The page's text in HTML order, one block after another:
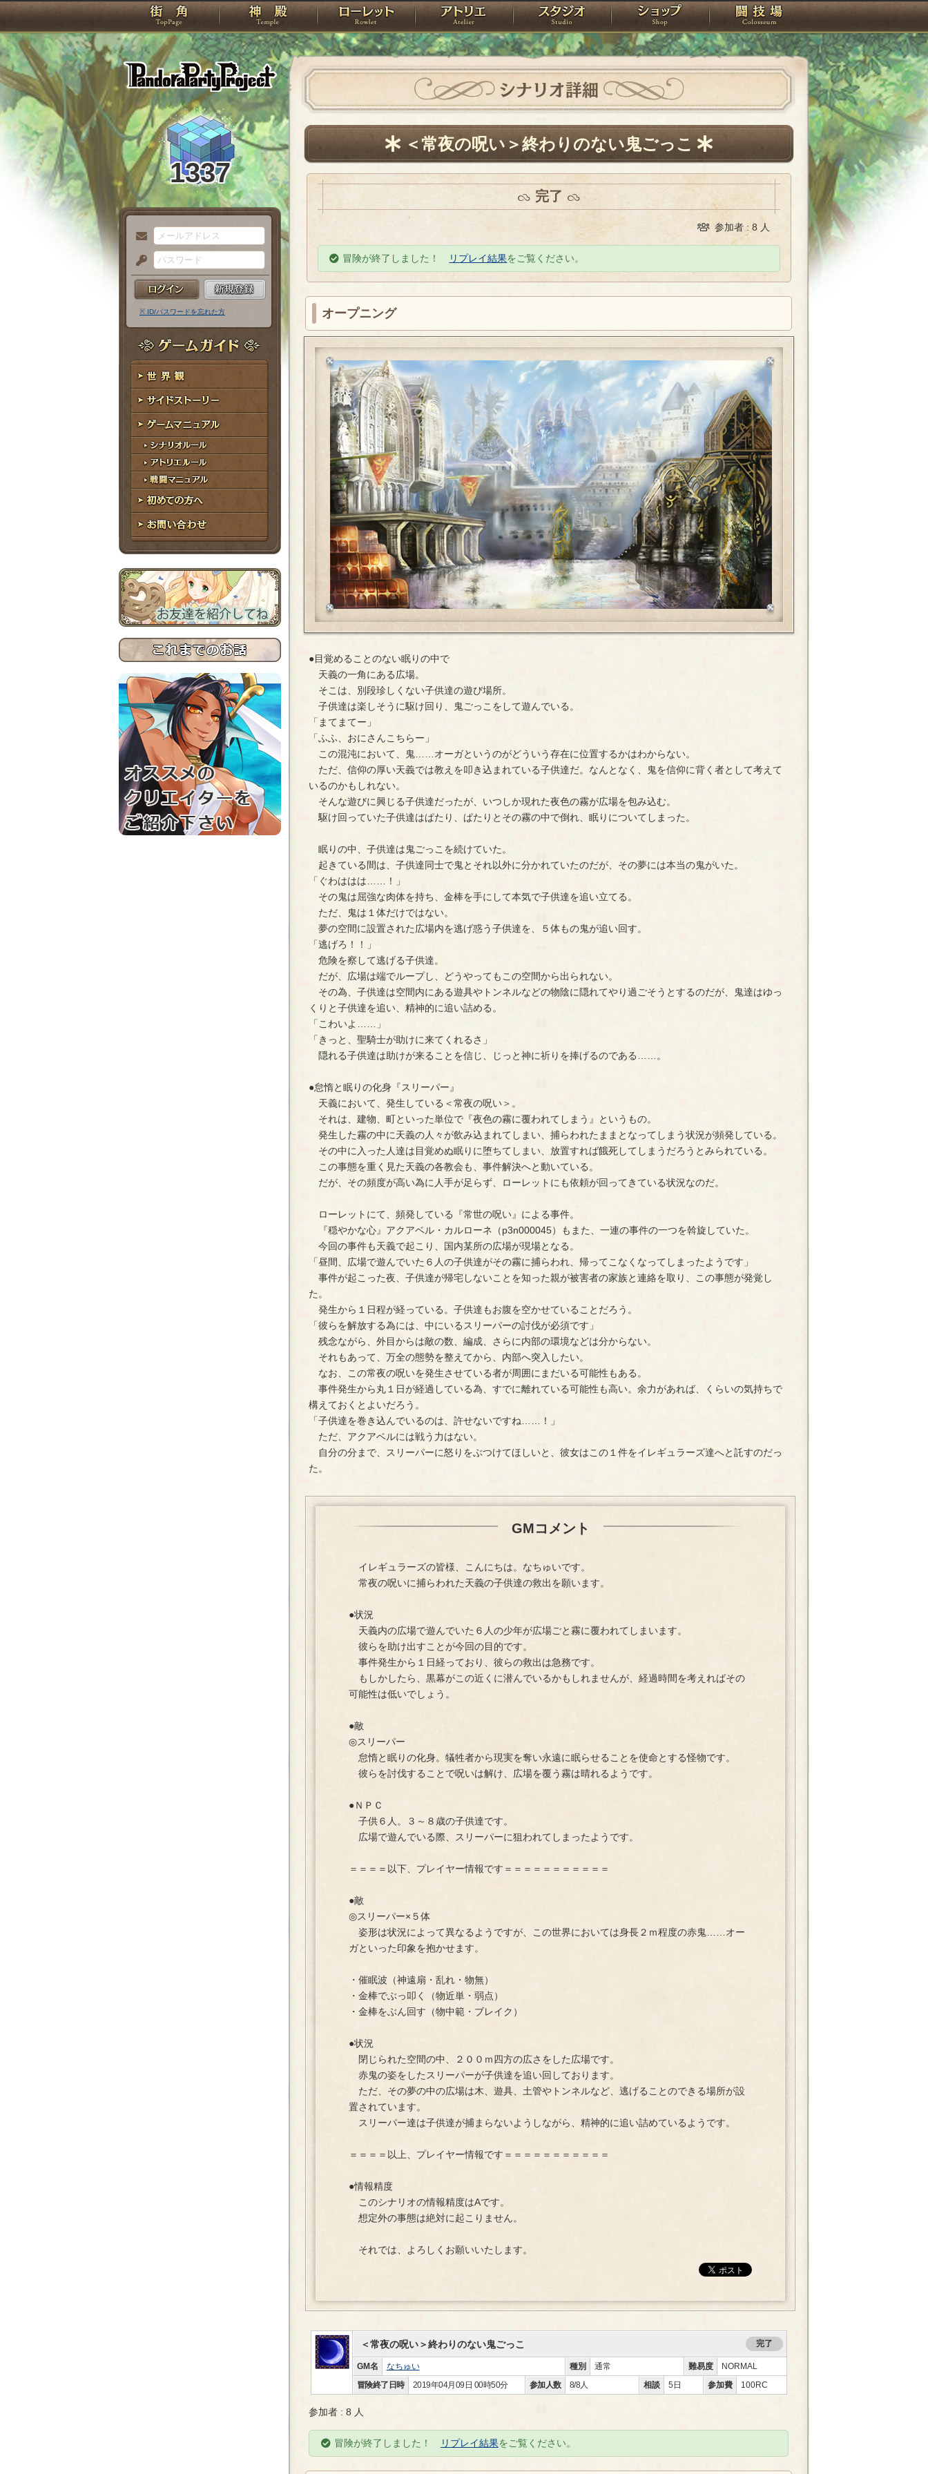
PandoraPartyProject
TOP 神殿 ローレット アトリエ スタジオ ショップ 闘技場
1337
メ
ー
ル
ア
ド
レ
ス
パ
ス
ー
ド
※ ID/パスワードを忘れた方
ゲームガイド
世界観
サイドストーリー
ゲームマニュアル
シナリオルール
アトリエルール
戦闘マニュアル
初めての方へ
お問い合わせ
シナリオ詳細
＜常夜の呪い＞終わりのない鬼ごっこ
完了
参加者 : 8 人
冒険が終了しました！ リプレイ結果をご覧ください。
オープニング
●目覚めることのない眠りの中で
天義の一角にある広場。
そこは、別段珍しくない子供達の遊び場所。
子供達は楽しそうに駆け回り、鬼ごっこをして遊んでいる。
「まてまてー」
「ふふ、おにさんこちらー」
この混沌において、鬼……オーガというのがどういう存在に位置するかはわからない。
ただ、信仰の厚い天義では教えを叩き込まれている子供達だ。なんとなく、鬼を信仰に背く者として考えて
いるのかもしれない。
そんな遊びに興じる子供達だったが、いつしか現れた夜色の霧が広場を包み込む。
駆け回っていた子供達はぱたり、ぱたりとその霧の中で倒れ、眠りについてしまった。
眠りの中、子供達は鬼ごっこを続けていた。
起きている間は、子供達同士で鬼とそれ以外に分かれていたのだが、その夢には本当の鬼がいた。
「ぐわははは……！」
その鬼は屈強な肉体を持ち、金棒を手にして本気で子供達を追い立てる。
ただ、鬼は１体だけではない。
夢の空間に設置された広場内を逃げ惑う子供達を、５体もの鬼が追い回す。
「逃げろ！！」
危険を察して逃げる子供達。
だが、広場は端でループし、どうやってもこの空間から出られない。
その為、子供達は空間内にある遊具やトンネルなどの物陰に隠れてやり過ごそうとするのだが、鬼達はゆっ
くりと子供達を追い、精神的に追い詰める。
「こわいよ……」
「きっと、聖騎士が助けに来てくれるさ」
隠れる子供達は助けが来ることを信じ、じっと神に祈りを捧げるのである……。
●怠惰と眠りの化身『スリーパー』
天義において、発生している＜常夜の呪い＞。
それは、建物、町といった単位で『夜色の霧に覆われてしまう』というもの。
発生した霧の中に天義の人々が飲み込まれてしまい、捕らわれたままとなってしまう状況が頻発している。
その中に入った人達は目覚めぬ眠りに堕ちてしまい、放置すれば餓死してしまうだろうとみられている。
この事態を重く見た天義の各教会も、事件解決へと動いている。
だが、その頻度が高い為に人手が足らず、ローレットにも依頼が回ってきている状況なのだ。
ローレットにて、頻発している『常世の呪い』による事件。
『穏やかな心』アクアベル・カルローネ（p3n000045）もまた、一連の事件の一つを斡旋していた。
今回の事件も天義で起こり、国内某所の広場が現場となる。
「昼間、広場で遊んでいた６人の子供達がその霧に捕らわれ、帰ってこなくなってしまったようです」
事件が起こった夜、子供達が帰宅しないことを知った親が被害者の家族と連絡を取り、この事態が発覚し
た。
発生から１日程が経っている。子供達もお腹を空かせていることだろう。
「彼らを解放する為には、中にいるスリーパーの討伐が必須です」
残念ながら、外目からは敵の数、編成、さらに内部の環境などは分からない。
それもあって、万全の態勢を整えてから、内部へ突入したい。
なお、この常夜の呪いを発生させている者が周囲にまだいる可能性もある。
事件発生から丸１日が経過している為、すでに離れている可能性も高い。余力があれば、くらいの気持ちで
構えておくとよいだろう。
「子供達を巻き込んでいるのは、許せないですね……！」
ただ、アクアベルには戦う力はない。
自分の分まで、スリーパーに怒りをぶつけてほしいと、彼女はこの１件をイレギュラーズ達へと託すのだっ
た。
GMコメント
イレギュラーズの皆様、こんにちは。なちゅいです。
常夜の呪いに捕らわれた天義の子供達の救出を願います。
●状況
天義内の広場で遊んでいた６人の少年が広場ごと霧に覆われてしまいます。
彼らを助け出すことが今回の目的です。
事件発生から１日経っており、彼らの救出は急務です。
もしかしたら、黒幕がこの近くに潜んでいるかもしれませんが、経過時間を考えればその
可能性は低いでしょう。
●敵
◎スリーパー
怠惰と眠りの化身。犠牲者から現実を奪い永遠に眠らせることを使命とする怪物です。
彼らを討伐することで呪いは解け、広場を覆う霧は晴れるようです。
●ＮＰＣ
子供６人。３～８歳の子供達です。
広場で遊んでいる際、スリーパーに狙われてしまったようです。
＝＝＝＝以下、プレイヤー情報です＝＝＝＝＝＝＝＝＝＝＝
●敵
◎スリーパー×５体
姿形は状況によって異なるようですが、この世界においては身長２ｍ程度の赤鬼……オー
ガといった印象を抱かせます。
・催眠波（神遠扇・乱れ・物無）
・金棒でぶっ叩く（物近単・弱点）
・金棒をぶん回す（物中範・ブレイク）
●状況
閉じられた空間の中、２００ｍ四方の広さをした広場です。
赤鬼の姿をしたスリーパーが子供達を追い回しております。
ただ、その夢の中の広場は木、遊具、土管やトンネルなど、逃げることのできる場所が設
置されています。
スリーパー達は子供達が捕まらないようしながら、精神的に追い詰めているようです。
＝＝＝＝以上、プレイヤー情報です＝＝＝＝＝＝＝＝＝＝＝
●情報精度
このシナリオの情報精度はAです。
想定外の事態は絶対に起こりません。
それでは、よろしくお願いいたします。
＜常夜の呪い＞終わりのない鬼ごっこ 完了
GM名 なちゅい 種別 通常 難易度
NORMAL
冒険終了日時
2019年04月09日 00時50分 参加人数 8/8人 相談 5日 参加費 100RC
参加者 : 8 人
冒険が終了しました！ リプレイ結果をご覧ください。